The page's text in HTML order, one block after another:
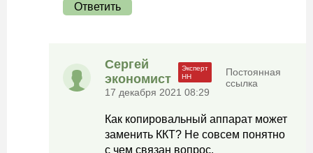
Ответить
Сергей
экономист
17 декабря 2021 08:29
Постоянная
ссылка
Как копировальный аппарат может
заменить ККТ? Не совсем понятно
с чем связан вопрос.